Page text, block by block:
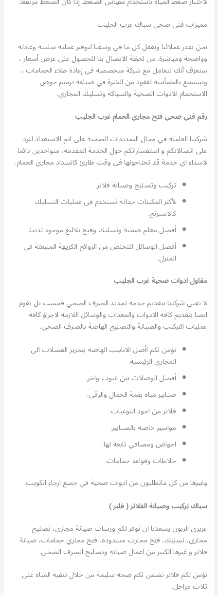
مميزات فني صحي سباك غرب الجليب
نحن نقدر عملائنا ونفعل كل ما في وسعنا لتوفير عملية سلسة وعادلة
وواضحة ومباشرة. من لحظة الاتصال بنا للحصول على عرض أسعار ،
ستعرف أنك تتعامل مع شركة متخصصة في إعادة طلاء الحمامات ،
وتستمتع بالطمأنينة لعقود من الخبرة في صناعة ترميم حوض
الاستحمام الادوات الصحية والسباكة وتسليك المجاري.
رقم فني صحي فتح مجاري الحمام غرب الجليب
شركتنا العاملة في مجال التمديدات الصحية على اتم الاستعداد للرد
على اتصالاتكم و استفساراتكم حول الخدمة المقدمة، متواحدين دائما
لاسداء اي خدمة قد تحتاجونها في وقت طارئ كانسداد مجاري الحمام.
تركيب وتصليح وصيانة فلاتر.
لأكثر المكينات حداثة تستخدم في عمليات التسليك
كالاسبرنح.
أفضل معلم صحية وتسليك وفتح بلاليع موجود لدينا.
أفضل الوسائل للتخلص من الروائح الكريهة المنبعثة في
المنزل.
مقاول ادوات صحية غرب الجليب
لا تعني شركتنا بتقديم خدمة تمديد الصرف الصحي فحسب بل تقوم
ايضا بتقديم كافة الادوات والمعدات والوسائل اللازمة لاجراؤ كافة
عمليات التركيب والصيانة والتصليح الهاصة بالصرف الصحي.
نؤمن لكم اأضل الانابيب الهاصة بتجرير الفضلات الى
المجاري الرئيسية.
أفضل الوصلات بين انبوب واخر.
صنابير مياه بقمة الجمال والرقي.
فلاتر من اجود النوعيات.
مواسير خاصة بالصنابير.
احواض ومصافي تابعة لها.
خلاطات وقواعد حمامات.
وغيرها من كل ماتطلبون من ادوات صحية في جميع ارجاء الكويت.
سباك تركيب وصيانة الفلاتر ( فلتر )
عزيزي الزبون يسعدنا ان نوفر لكم ورشات صيانة مجاري، تصليح
مجاري، تسليك، فتح مجارب مسدودة، فتح مجاري حمامات، صيانة
فلاتر و غيرها الكثير من اعمال صيانة وتصليح الصرف الصحي.
نؤمن لكم فلاتر تضمن لكم صحة سليمة من خلال تنقية المياه على
ثلاث مراحل.